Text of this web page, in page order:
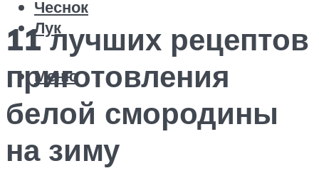
Чеснок
Лук
Меню
11 лучших рецептов
приготовления
белой смородины
на зиму